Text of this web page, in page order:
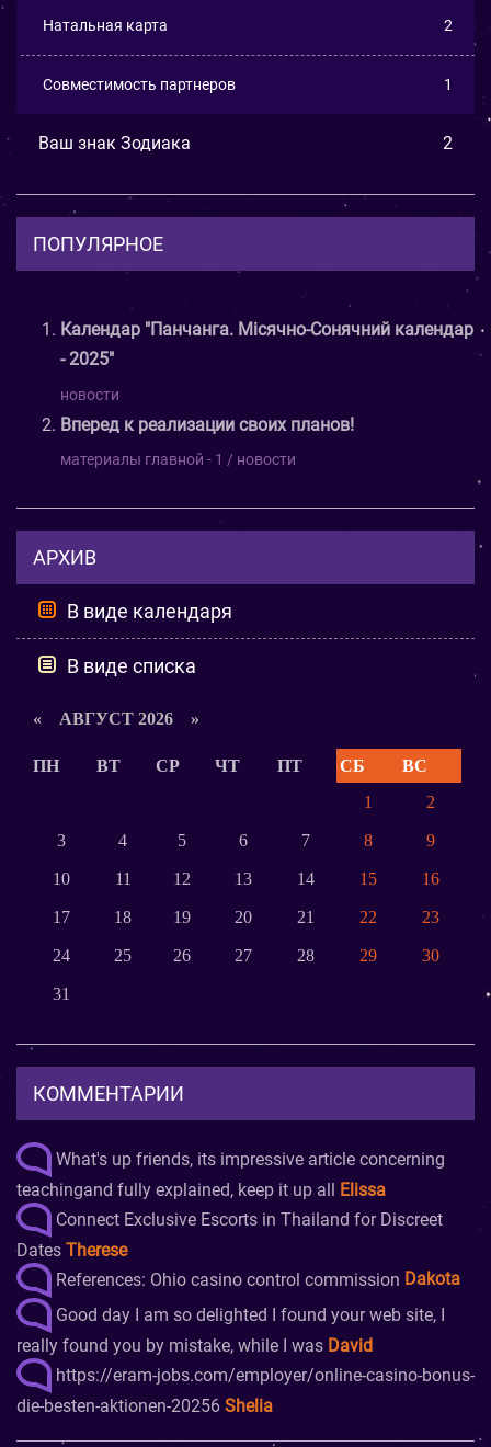
Натальная карта 2
Совместимость партнеров 1
Ваш знак Зодиака 2
ПОПУЛЯРНОЕ
Календар "Панчанга. Місячно-Сонячний календар
- 2025"
новости
Вперед к реализации своих планов!
материалы главной - 1 / новости
АРХИВ
В виде календаря
В виде списка
« АВГУСТ 2026 »
ПН ВТ СР ЧТ ПТ СБ
ВС
1
2
3 4 5 6 7 8 9
10 11 12 13 14 15 16
17 18 19 20 21 22 23
24 25 26 27 28 29 30
31
КОММЕНТАРИИ
What's up friends, its impressive article concerning
teachingand fully explained, keep it up all
Elissa
Connect Exclusive Escorts in Thailand for Discreet
Dates Therese
References: Ohio casino control commission Dakota
Good day I am so delighted I found your web site, I
really found you by mistake, while I was David
https://eram-jobs.com/employer/online-casino-bonus-
die-besten-aktionen-20256 Shelia